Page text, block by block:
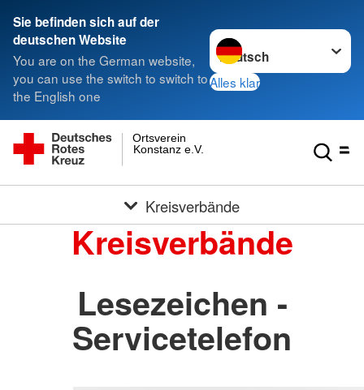
Sie befinden sich auf der
deutschen Website
You are on the German website,
you can use the switch to switch to
the English one
Sprache wechseln zu
Alles klar
Konstanz e.V.
Ortsverein
Kreisverbände
Kreisverbände
Lesezeichen -
Servicetelefon